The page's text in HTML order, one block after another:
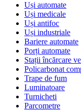
Uși automate
Uși medicale
Uși antifoc
Uși industriale
Bariere automate
Porți automate
Stații încărcare
Policarbonat
Trape de fum
Luminatoare
Turnicheti
Parcometre